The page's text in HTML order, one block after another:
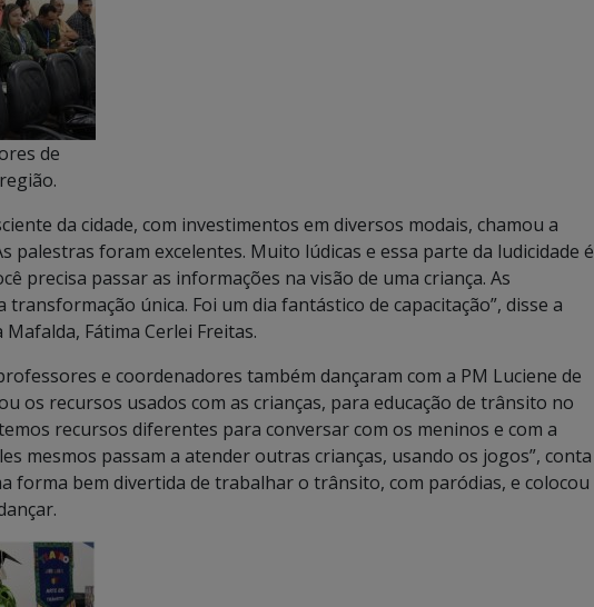
de
da cidade, com investimentos em diversos modais, chamou a
palestras foram excelentes. Muito lúdicas e essa parte da ludicidade é
precisa passar as informações na visão de uma criança. As
única. Foi um dia fantástico de capacitação”, disse a
Fátima Cerlei Freitas.
e coordenadores também dançaram com a PM Luciene de
os recursos usados com as crianças, para educação de trânsito no
recursos diferentes para conversar com os meninos e com a
mesmos passam a atender outras crianças, usando os jogos”, conta
forma bem divertida de trabalhar o trânsito, com paródias, e colocou